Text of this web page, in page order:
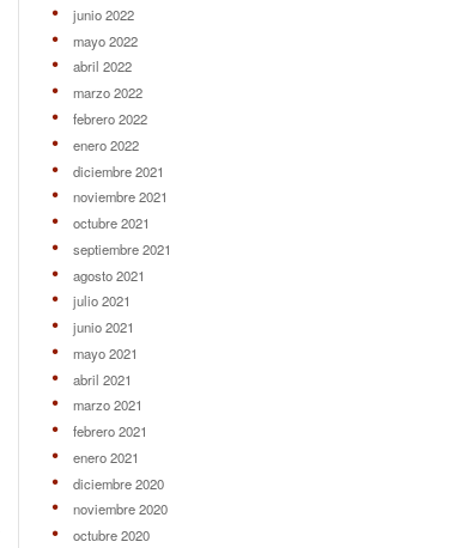
junio 2022
mayo 2022
abril 2022
marzo 2022
febrero 2022
enero 2022
diciembre 2021
noviembre 2021
octubre 2021
septiembre 2021
agosto 2021
julio 2021
junio 2021
mayo 2021
abril 2021
marzo 2021
febrero 2021
enero 2021
diciembre 2020
noviembre 2020
octubre 2020